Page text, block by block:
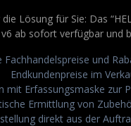
Lösung für Sie: Das
ab sofort verfügbar und
Fachhandelspreise und
Endkundenpreise im
mit Erfassungsmaske zur
Ermittlung von
direkt aus der